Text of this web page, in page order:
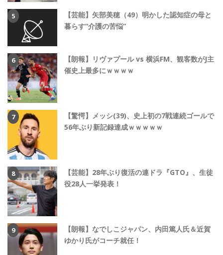
【芸能】矢部美穂（49）明かした認知症の母と
暮らす“介護の苦悩”
【朗報】リヴァプール vs 横浜FM、観客数がJ主
催史上最多にｗｗｗｗ
【驚愕】メッシ(39)、史上初の7戦連続ゴールで
56年ぶり新記録達成ｗｗｗｗｗ
【芸能】28年ぶり復活の連ドラ『GTO』、生徒
役28人一挙発表！
【朗報】なでしこジャパン、内田篤人氏＆近賀
ゆかり氏がコーチ就任！